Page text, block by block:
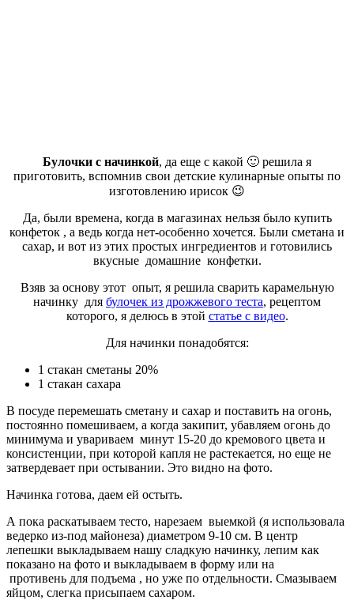
Булочки с начинкой, да еще с какой 🙂 решила я
приготовить, вспомнив свои детские кулинарные опыты по
изготовлению ирисок 😉
Да, были времена, когда в магазинах нельзя было купить
конфеток , а ведь когда нет-особенно хочется. Были сметана и
сахар, и вот из этих простых ингредиентов и готовились
вкусные домашние конфетки.
Взяв за основу этот опыт, я решила сварить карамельную
начинку для булочек из дрожжевого теста, рецептом
которого, я делюсь в этой статье с видео.
Для начинки понадобятся:
1 стакан сметаны 20%
1 стакан сахара
В посуде перемешать сметану и сахар и поставить на огонь,
постоянно помешиваем, а когда закипит, убавляем огонь до
минимума и увариваем минут 15-20 до кремового цвета и
консистенции, при которой капля не растекается, но еще не
затвердевает при остывании. Это видно на фото.
Начинка готова, даем ей остыть.
А пока раскатываем тесто, нарезаем выемкой (я использовала
ведерко из-под майонеза) диаметром 9-10 см. В центр
лепешки выкладываем нашу сладкую начинку, лепим как
показано на фото и выкладываем в форму или на
противень для подъема , но уже по отдельности. Смазываем
яйцом, слегка присыпаем сахаром.